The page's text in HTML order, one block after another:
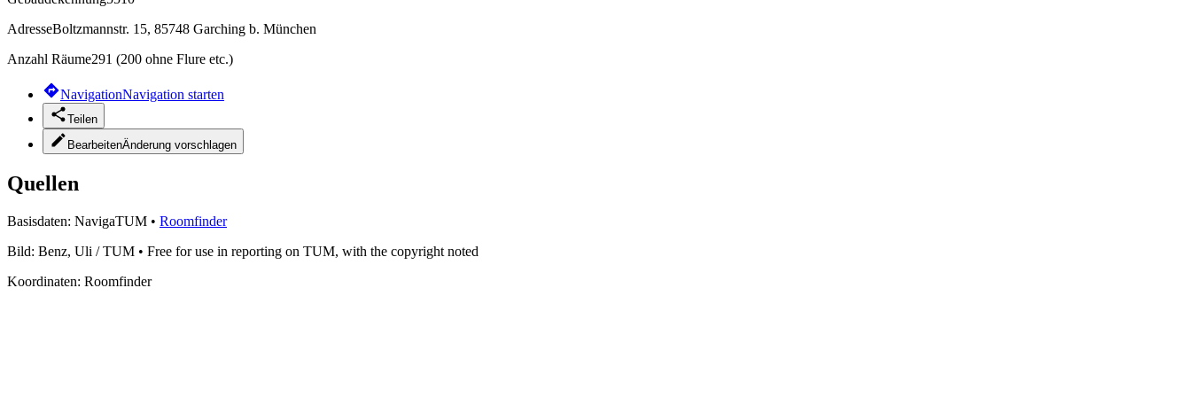
AdresseBoltzmannstr. 15, 85748 Garching b. München
Anzahl Räume291 (200 ohne Flure etc.)
NavigationNavigation starten
Teilen
BearbeitenÄnderung vorschlagen
Quellen
Basisdaten: NavigaTUM • Roomfinder
Bild: Benz, Uli / TUM • Free for use in reporting on TUM, with the copyright noted
Koordinaten: Roomfinder